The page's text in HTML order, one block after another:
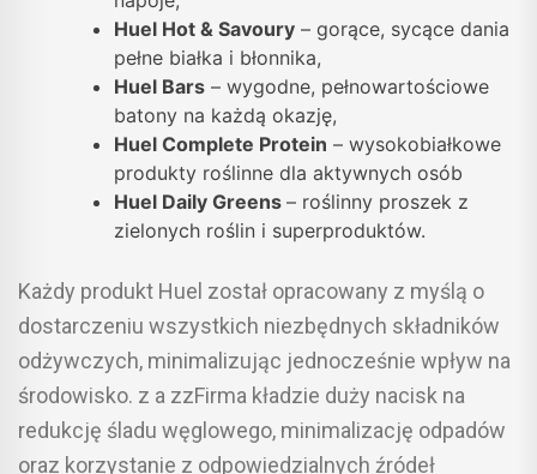
Huel Hot & Savoury – gorące, sycące dania
pełne białka i błonnika,
Huel Bars – wygodne, pełnowartościowe
batony na każdą okazję,
Huel Complete Protein – wysokobiałkowe
produkty roślinne dla aktywnych osób
Huel Daily Greens – roślinny proszek z
zielonych roślin i superproduktów.
Każdy produkt Huel został opracowany z myślą o
dostarczeniu wszystkich niezbędnych składników
odżywczych, minimalizując jednocześnie wpływ na
środowisko. z a zzFirma kładzie duży nacisk na
redukcję śladu węglowego, minimalizację odpadów
oraz korzystanie z odpowiedzialnych źródeł